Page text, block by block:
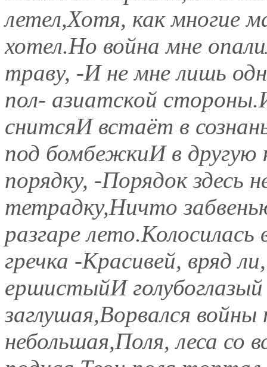
летел,Хотя, как многие
хотел.Но война мне
траву, -И не мне лишь
пол- азиатской
снитсяИ встаёт в
под бомбежкиИ в другую
порядку, -Порядок здесь
тетрадку,Ничто
разгаре
гречка -Красивей, вряд
ершистыйИ
заглушая,Ворвался
небольшая,Поля, леса со